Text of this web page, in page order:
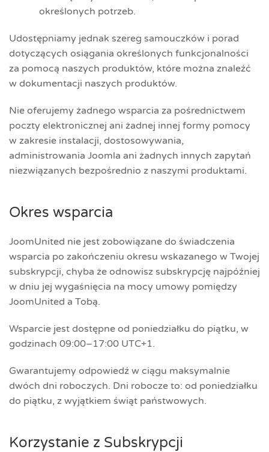
określonych potrzeb.
Udostępniamy jednak szereg samouczków i porad
dotyczących osiągania określonych funkcjonalności
za pomocą naszych produktów, które można znaleźć
w dokumentacji naszych produktów.
Nie oferujemy żadnego wsparcia za pośrednictwem
poczty elektronicznej ani żadnej innej formy pomocy
w zakresie instalacji, dostosowywania,
administrowania Joomla ani żadnych innych zapytań
niezwiązanych bezpośrednio z naszymi produktami.
Okres wsparcia
JoomUnited nie jest zobowiązane do świadczenia
wsparcia po zakończeniu okresu wskazanego w Twojej
subskrypcji, chyba że odnowisz subskrypcję najpóźniej
w dniu jej wygaśnięcia na mocy umowy pomiędzy
JoomUnited a Tobą.
Wsparcie jest dostępne od poniedziałku do piątku, w
godzinach 09:00–17:00 UTC+1.
Gwarantujemy odpowiedź w ciągu maksymalnie
dwóch dni roboczych. Dni robocze to: od poniedziałku
do piątku, z wyjątkiem świąt państwowych.
Korzystanie z Subskrypcji